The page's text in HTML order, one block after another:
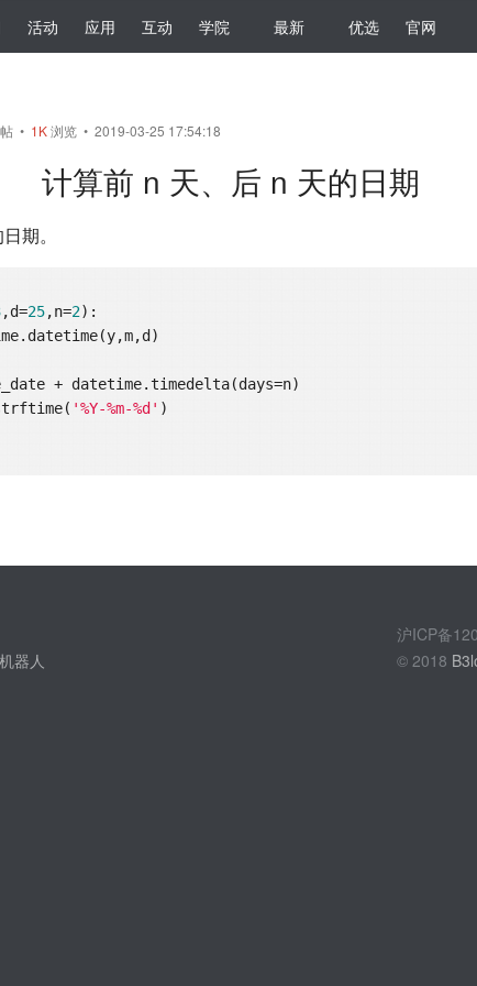
活动 应用 互动 学院 最新 优选 官网
• 1K浏览 • 2019-03-25 17:54:18
计算前 n 天、后 n 天的日期
期。
,d=25,n=2) :
'%Y-%m-%d' )
器人
沪ICP备
© 2018